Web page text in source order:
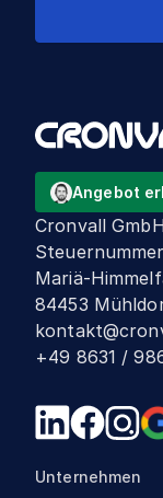
Angebot
Cronvall
Steuernummer
Mariä-
84453
+49 8631 /
Unternehmen